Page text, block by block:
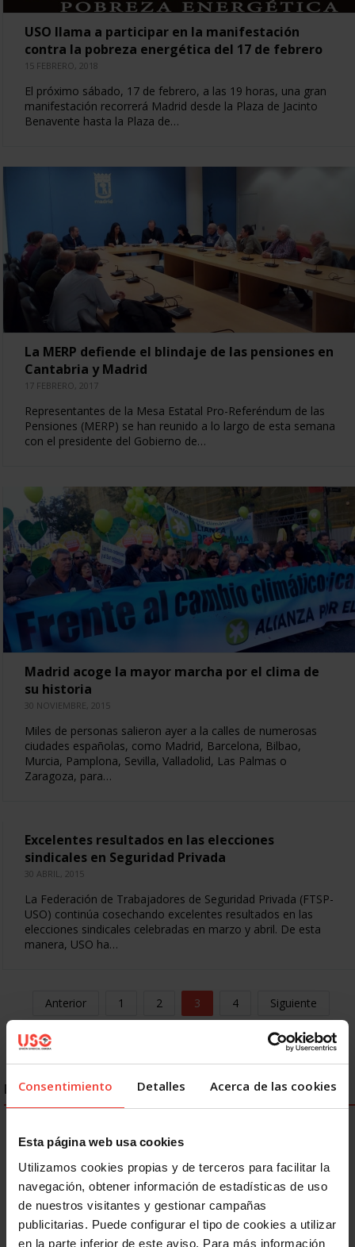
Consentimiento Detalles Acerca de las cookies
Esta página web usa cookies
Utilizamos cookies propias y de terceros para facilitar la
navegación, obtener información de estadísticas de uso
de nuestros visitantes y gestionar campañas
publicitarias. Puede configurar el tipo de cookies a utilizar
en la parte inferior de este aviso. Para más información
USO llama a participar en la manifestación
contra la pobreza energética del 17 de febrero
15 FEBRERO, 2018
El próximo sábado, 17 de febrero, a las 19 horas, una gran
manifestación recorrerá Madrid desde la Plaza de Jacinto
Benavente hasta la Plaza de…
La MERP defiende el blindaje de las pensiones en
Cantabria y Madrid
17 FEBRERO, 2017
Representantes de la Mesa Estatal Pro-Referéndum de las
Pensiones (MERP) se han reunido a lo largo de esta semana
con el presidente del Gobierno de…
Madrid acoge la mayor marcha por el clima de
su historia
30 NOVIEMBRE, 2015
Miles de personas salieron ayer a la calles de numerosas
ciudades españolas, como Madrid, Barcelona, Bilbao,
Murcia, Pamplona, Sevilla, Valladolid, Las Palmas o
Zaragoza, para…
Excelentes resultados en las elecciones
sindicales en Seguridad Privada
30 ABRIL, 2015
La Federación de Trabajadores de Seguridad Privada (FTSP-
USO) continúa cosechando excelentes resultados en las
elecciones sindicales celebradas en marzo y abril. De esta
manera, USO ha…
Anterior 1 2 3 4 Siguiente
ENLACES DESTACADOS